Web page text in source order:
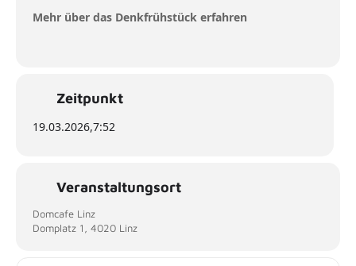
Mehr über das Denkfrühstück erfahren
Zeitpunkt
19.03.2026,7:52
Veranstaltungsort
Domcafe Linz
Domplatz 1, 4020 Linz